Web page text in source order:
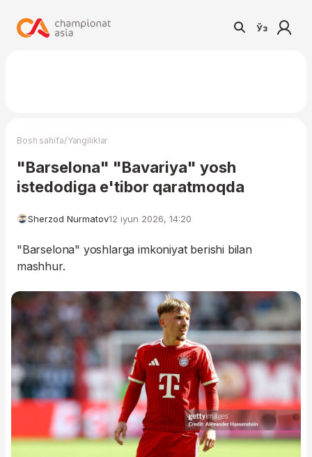
Ўз
Bosh sahifa/Yangiliklar
"Barselona" "Bavariya" yosh
istedodiga e'tibor qaratmoqda
Sherzod Nurmatov12 iyun 2026, 14:20
"Barselona" yoshlarga imkoniyat berishi bilan
mashhur.